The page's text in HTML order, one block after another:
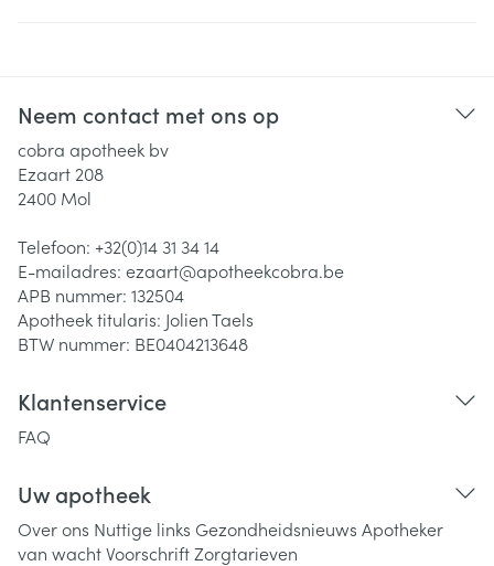
Neem contact met ons op
cobra apotheek bv
Ezaart 208
2400 Mol
Telefoon: +32(0)14 31 34 14
E-mailadres: ezaart@apotheekcobra.be
APB nummer: 132504
Apotheek titularis: Jolien Taels
BTW nummer: BE0404213648
Klantenservice
FAQ
Uw apotheek
Over ons Nuttige links Gezondheidsnieuws Apotheker
van wachtVoorschriftZorgtarieven